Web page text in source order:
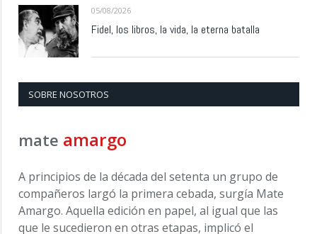
05/08/2026
Fidel, los libros, la vida, la eterna batalla
SOBRE NOSOTROS
mate amargo
A principios de la década del setenta un grupo de
compañeros largó la primera cebada, surgía Mate
Amargo. Aquella edición en papel, al igual que las
que le sucedieron en otras etapas, implicó el